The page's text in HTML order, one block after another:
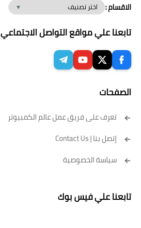
الاقسام :
تابعنا علي مواقع التواصل الاجتماعي
الصفحات
تعرف على فريق عمل عالم الكمبيوتر
إتصل بنا | Contact Us
سياسة الخصوصية
تابعنا علي فيس بوك